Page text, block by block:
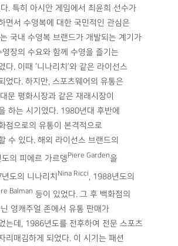
. 특히 아시안 게임에서 최윤희 선수가
면서 수영복에 대한 국민적인 관심은
국내 수영복 브랜드가 개발되는 계기가
장의 수요와 함께 수영을 즐기는
다. 이때 ‘니나리치’와 같은 라이선스
었다. 하지만, 스포츠웨어의 유통은
문 평화시장과 같은 재래시장이
하는 시기였다. 1980년대 후반에
점으로의 유통이 본격적으로
수 있다. 해외 라이선스 브랜드의
의 피에르 가르뎅Piere Garden을
도의 니나리치 Nina Ricci, 1988년도의
Balman 등이 있었다. 그 후 백화점의
영캐주얼 존에서 유통 판매가
는데, 1986년도를 전후하여 전문 스포츠
리매김하게 되었다. 이 시기는 패션